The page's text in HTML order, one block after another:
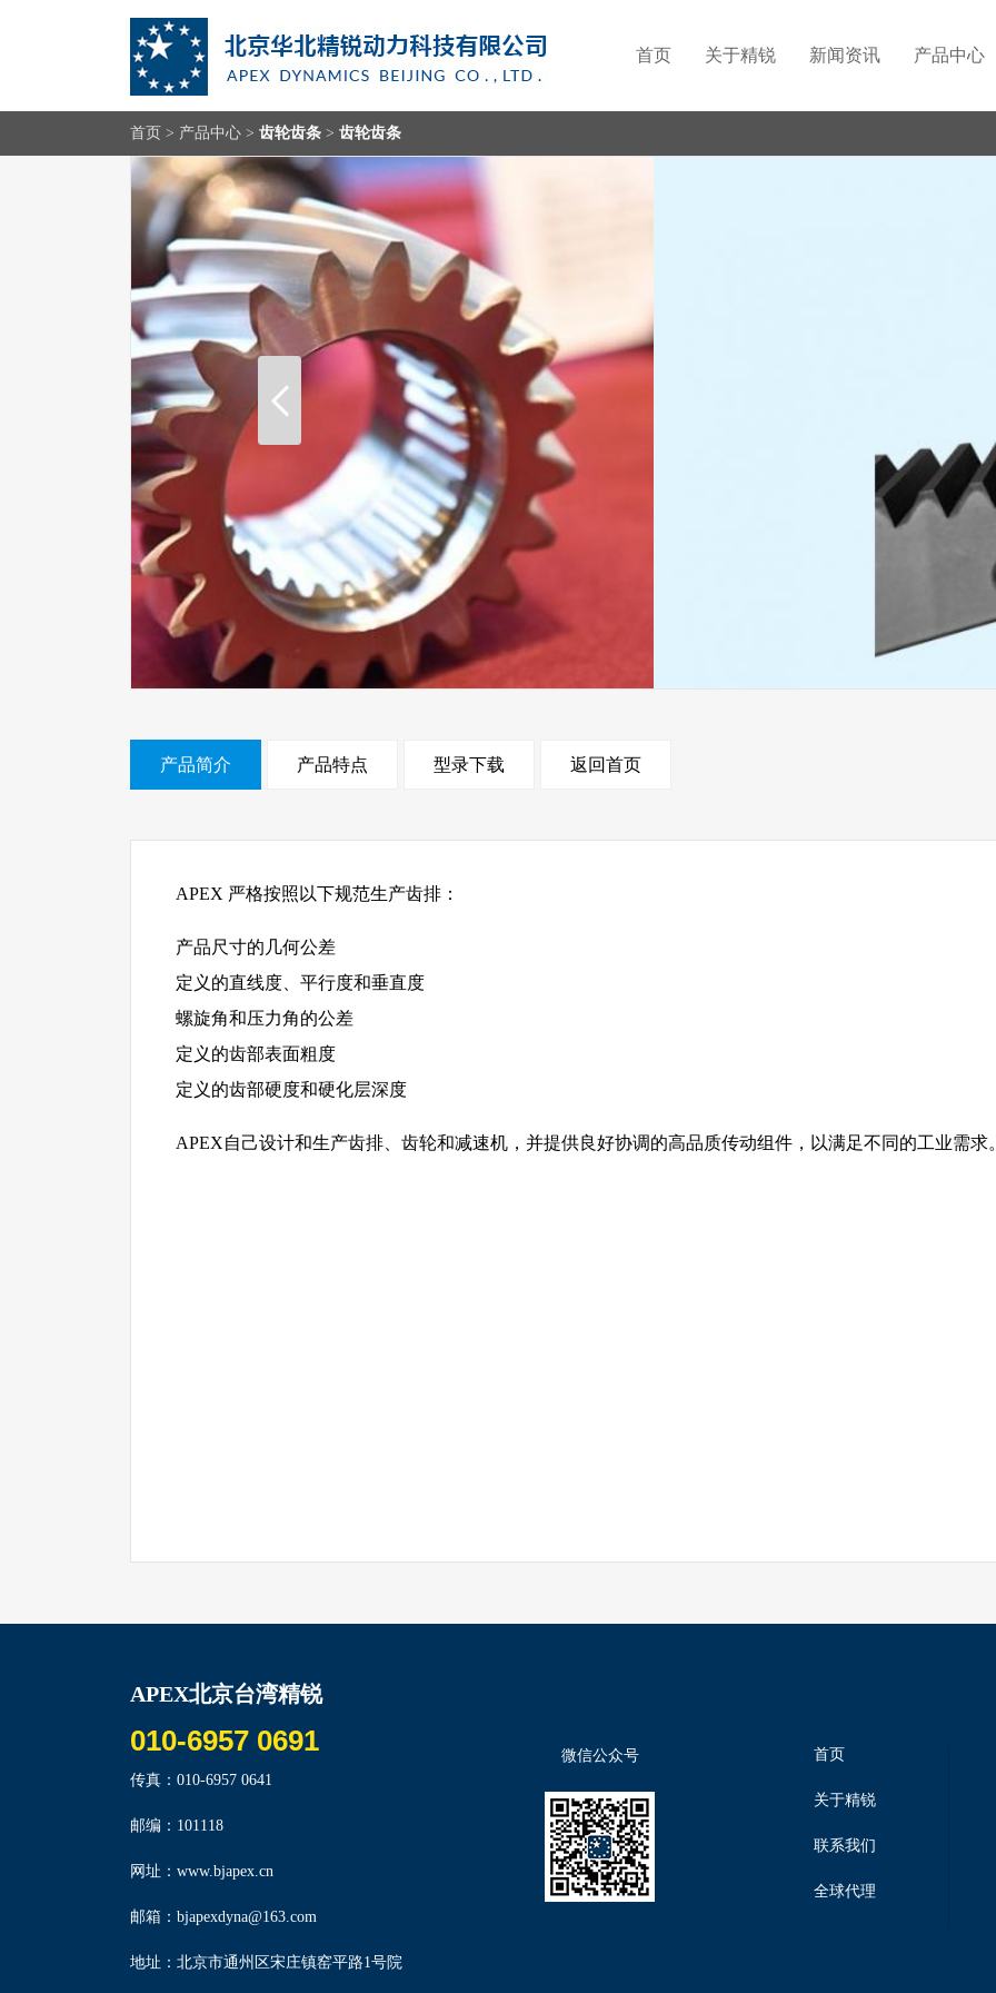
首页 关于精锐 新闻资讯 产品中心
首页 > 产品中心 > 齿轮齿条 > 齿轮齿条
产品简介 产品特点 型录下载 返回首页
APEX 严格按照以下规范生产齿排：
产品尺寸的几何公差
定义的直线度、平行度和垂直度
螺旋角和压力角的公差
定义的齿部表面粗度
定义的齿部硬度和硬化层深度
APEX自己设计和生产齿排、齿轮和减速机，并提供良好协调的高品质传动组件，以满足不同的工业需求
APEX北京台湾精锐
010-6957 0691
传真：010-6957 0641
邮编：101118
网址：www.bjapex.cn
邮箱：bjapexdyna@163.com
地址：北京市通州区宋庄镇窑平路1号院
微信公众号 首页
关于精锐
联系我们
全球代理